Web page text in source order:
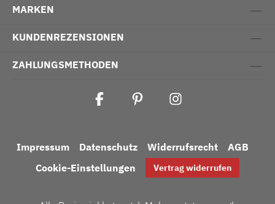
MARKEN
KUNDENREZENSIONEN
ZAHLUNGSMETHODEN
Impressum Datenschutz Widerrufsrecht
AGB
Cookie-Einstellungen
Vertrag widerrufen